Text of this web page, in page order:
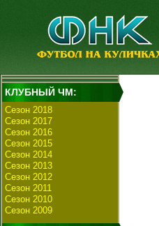
КЛУБНЫЙ ЧМ:
Сезон 2018
Сезон 2017
Сезон 2016
Сезон 2015
Сезон 2014
Сезон 2013
Сезон 2012
Сезон 2011
Сезон 2010
Сезон 2009